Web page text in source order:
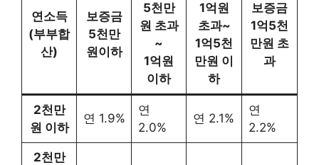
연소득
(부부합
산)
보증금
5천만
원이하
5천만
원 초과
~
1억원
이하
1억원
초과~
1억5천
만원 이
하
보증금
1억5천
만원 초
과
2천만
원 이하
연 1.9%
연
2.0%
연 2.1%
연
2.2%
2천만